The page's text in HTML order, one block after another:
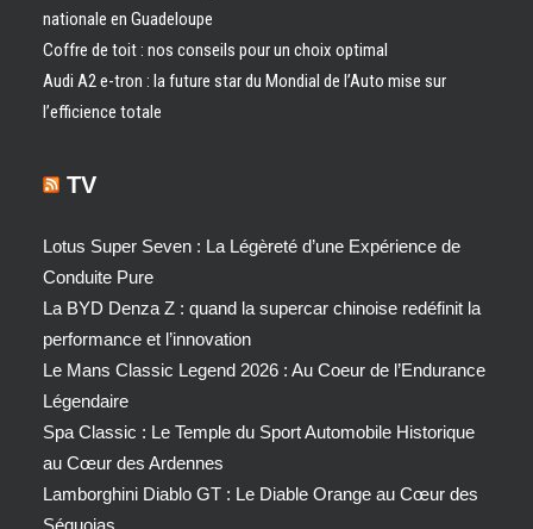
nationale en Guadeloupe
Coffre de toit : nos conseils pour un choix optimal
Audi A2 e-tron : la future star du Mondial de l’Auto mise sur
l’efficience totale
TV
Lotus Super Seven : La Légèreté d’une Expérience de
Conduite Pure
La BYD Denza Z : quand la supercar chinoise redéfinit la
performance et l’innovation
Le Mans Classic Legend 2026 : Au Coeur de l’Endurance
Légendaire
Spa Classic : Le Temple du Sport Automobile Historique
au Cœur des Ardennes
Lamborghini Diablo GT : Le Diable Orange au Cœur des
Séquoias